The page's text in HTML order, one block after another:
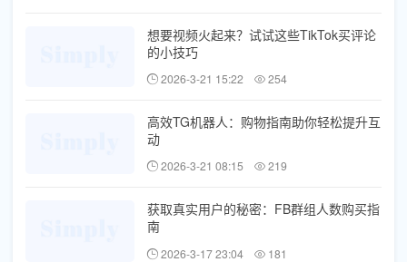
想要视频火起来？试试这些TikTok买评论
的小技巧
2026-3-21 15:22 254
高效TG机器人：购物指南助你轻松提升互
动
2026-3-21 08:15 219
获取真实用户的秘密：FB群组人数购买指
南
2026-3-17 23:04 181